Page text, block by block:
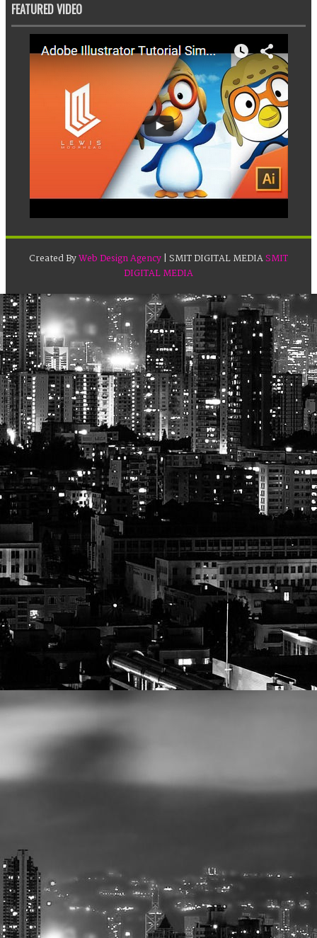
FEATURED VIDEO
Created ByWeb Design Agency| SMIT DIGITAL MEDIASMIT
DIGITAL MEDIA